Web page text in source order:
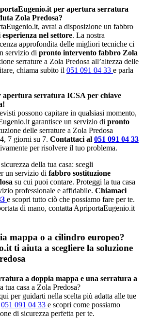
per apertura serratura
Zola Predosa?
avrai a disposizione un fabbro
nel settore. La nostra
approfondita delle migliori tecniche ci
servizio di pronto intervento fabbro Zola
serrature a Zola Predosa all’altezza delle
chiama subito il 051 091 04 33 e parla
apertura serratura ICSA per chiave
possono capitare in qualsiasi momento,
garantisce un servizio di pronto
delle serrature a Zola Predosa
7 giorni su 7. Contattaci al 051 091 04 33
per risolvere il tuo problema.
della tua casa: scegli
un servizio di fabbro sostituzione
su cui puoi contare. Proteggi la tua casa
professionale e affidabile. Chiamaci
e scopri tutto ciò che possiamo fare per te.
di mano, contatta ApriportaEugenio.it
mappa o a cilindro europeo?
ti aiuta a scegliere la soluzione
a doppia mappa e una serratura a
tua casa a Zola Predosa?
per guidarti nella scelta più adatta alle tue
051 091 04 33 e scopri come possiamo
di sicurezza perfetta per te.